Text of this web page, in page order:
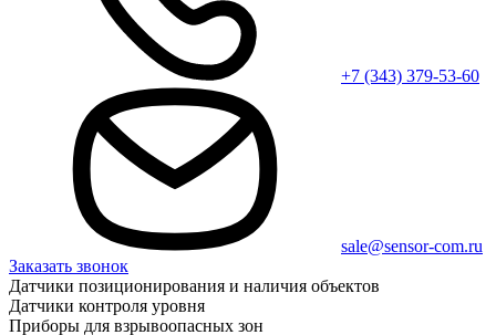
+7 (343) 379-53-60
sale@sensor-com.ru
Заказать звонок
Датчики позиционирования и наличия объектов
Датчики контроля уровня
Приборы для взрывоопасных зон